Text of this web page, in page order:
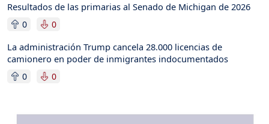
Resultados de las primarias al Senado de Michigan de 2026
0 0
La administración Trump cancela 28.000 licencias de
camionero en poder de inmigrantes indocumentados
0 0